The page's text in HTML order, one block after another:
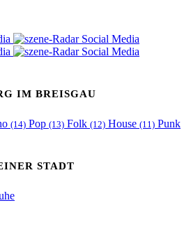
IM BREISGAU
(14) Pop (13) Folk (12) House (11) Punk
STADT